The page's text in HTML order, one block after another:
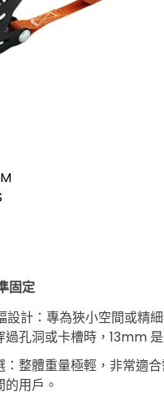
固定
設計：專為狹小空間或精
過孔洞或卡槽時，13mm
：整體重量極輕，非常適
用戶。